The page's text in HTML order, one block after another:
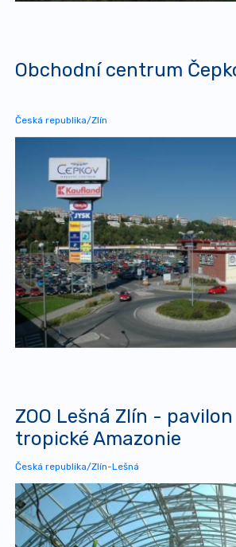
Obchodní centrum
Česká republika/Zlín
ZOO Lešná Zlín - pavilon
tropické Amazonie
Česká republika/Zlín-Lešná